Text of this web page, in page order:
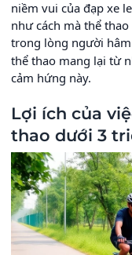
niềm vui của đạp xe
như cách mà thể
trong lòng người
thể thao mang lại từ
cảm hứng này.
Lợi ích của
thao dưới 3